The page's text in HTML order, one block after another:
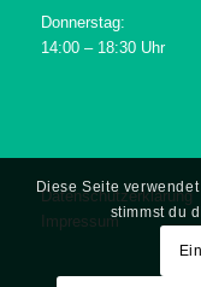
Donnerstag:
14:00 – 18:30 Uhr
Datenschutzerklärung
Impressum
Diese Seite
stimmst du